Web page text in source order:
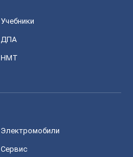
Учебники
ДПА
НМТ
Электромобили
Сервис